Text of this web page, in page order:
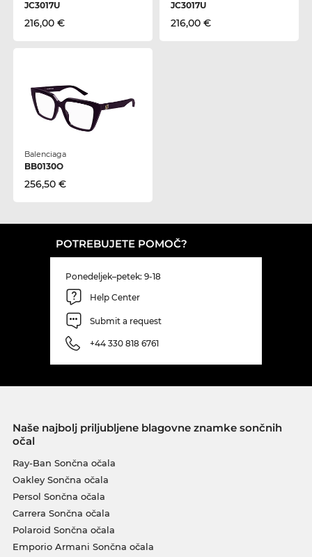
JC3017U
216,00 €
JC3017U
216,00 €
Balenciaga
BB0130O
256,50 €
POTREBUJETE POMOČ?
Ponedeljek–petek: 9-18
Help Center
Submit a request
+44 330 818 6761
Naše najbolj priljubljene blagovne znamke sončnih
očal
Ray-Ban Sončna očala
Oakley Sončna očala
Persol Sončna očala
Carrera Sončna očala
Polaroid Sončna očala
Emporio Armani Sončna očala